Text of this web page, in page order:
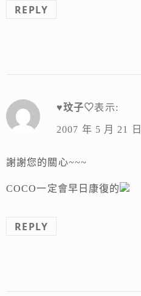
REPLY
♥玟子♡表示:
2007 年 5 月 21
謝謝您的關心~~~
COCO一定會早日康復的
REPLY